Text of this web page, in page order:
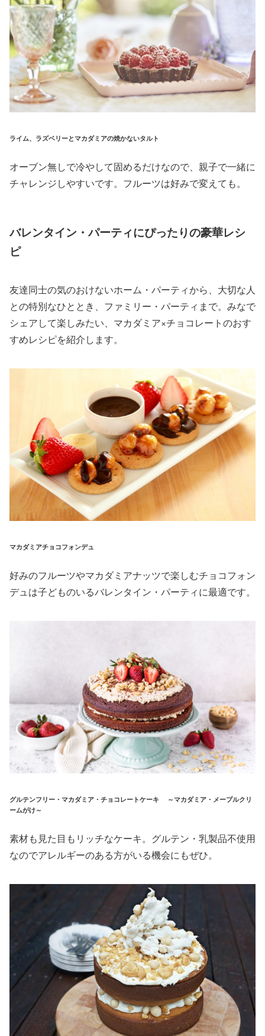
ライム、ラズベリーとマカダミアの焼かないタルト
オーブン無しで冷やして固めるだけなので、親子で一緒に
チャレンジしやすいです。フルーツは好みで変えても。
バレンタイン・パーティにぴったりの豪華レシ
ピ
友達同士の気のおけないホーム・パーティから、大切な人
との特別なひととき、ファミリー・パーティまで。みなで
シェアして楽しみたい、マカダミア×チョコレートのおす
すめレシピを紹介します。
マカダミアチョコフォンデュ
好みのフルーツやマカダミアナッツで楽しむチョコフォン
デュは子どものいるバレンタイン・パーティに最適です。
グルテンフリー・マカダミア・チョコレートケーキ ～マカダミア・メープルクリ
ームがけ～
素材も見た目もリッチなケーキ。グルテン・乳製品不使用
なのでアレルギーのある方がいる機会にもぜひ。